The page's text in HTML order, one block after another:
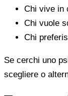
Chi vive in
Chi vuole
Chi
Se cerchi uno
scegliere o